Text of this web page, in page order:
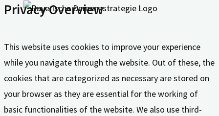
Privacy Overview
This website uses cookies to improve your experience
while you navigate through the website. Out of these, the
cookies that are categorized as necessary are stored on
your browser as they are essential for the working of
basic functionalities of the website. We also use third-